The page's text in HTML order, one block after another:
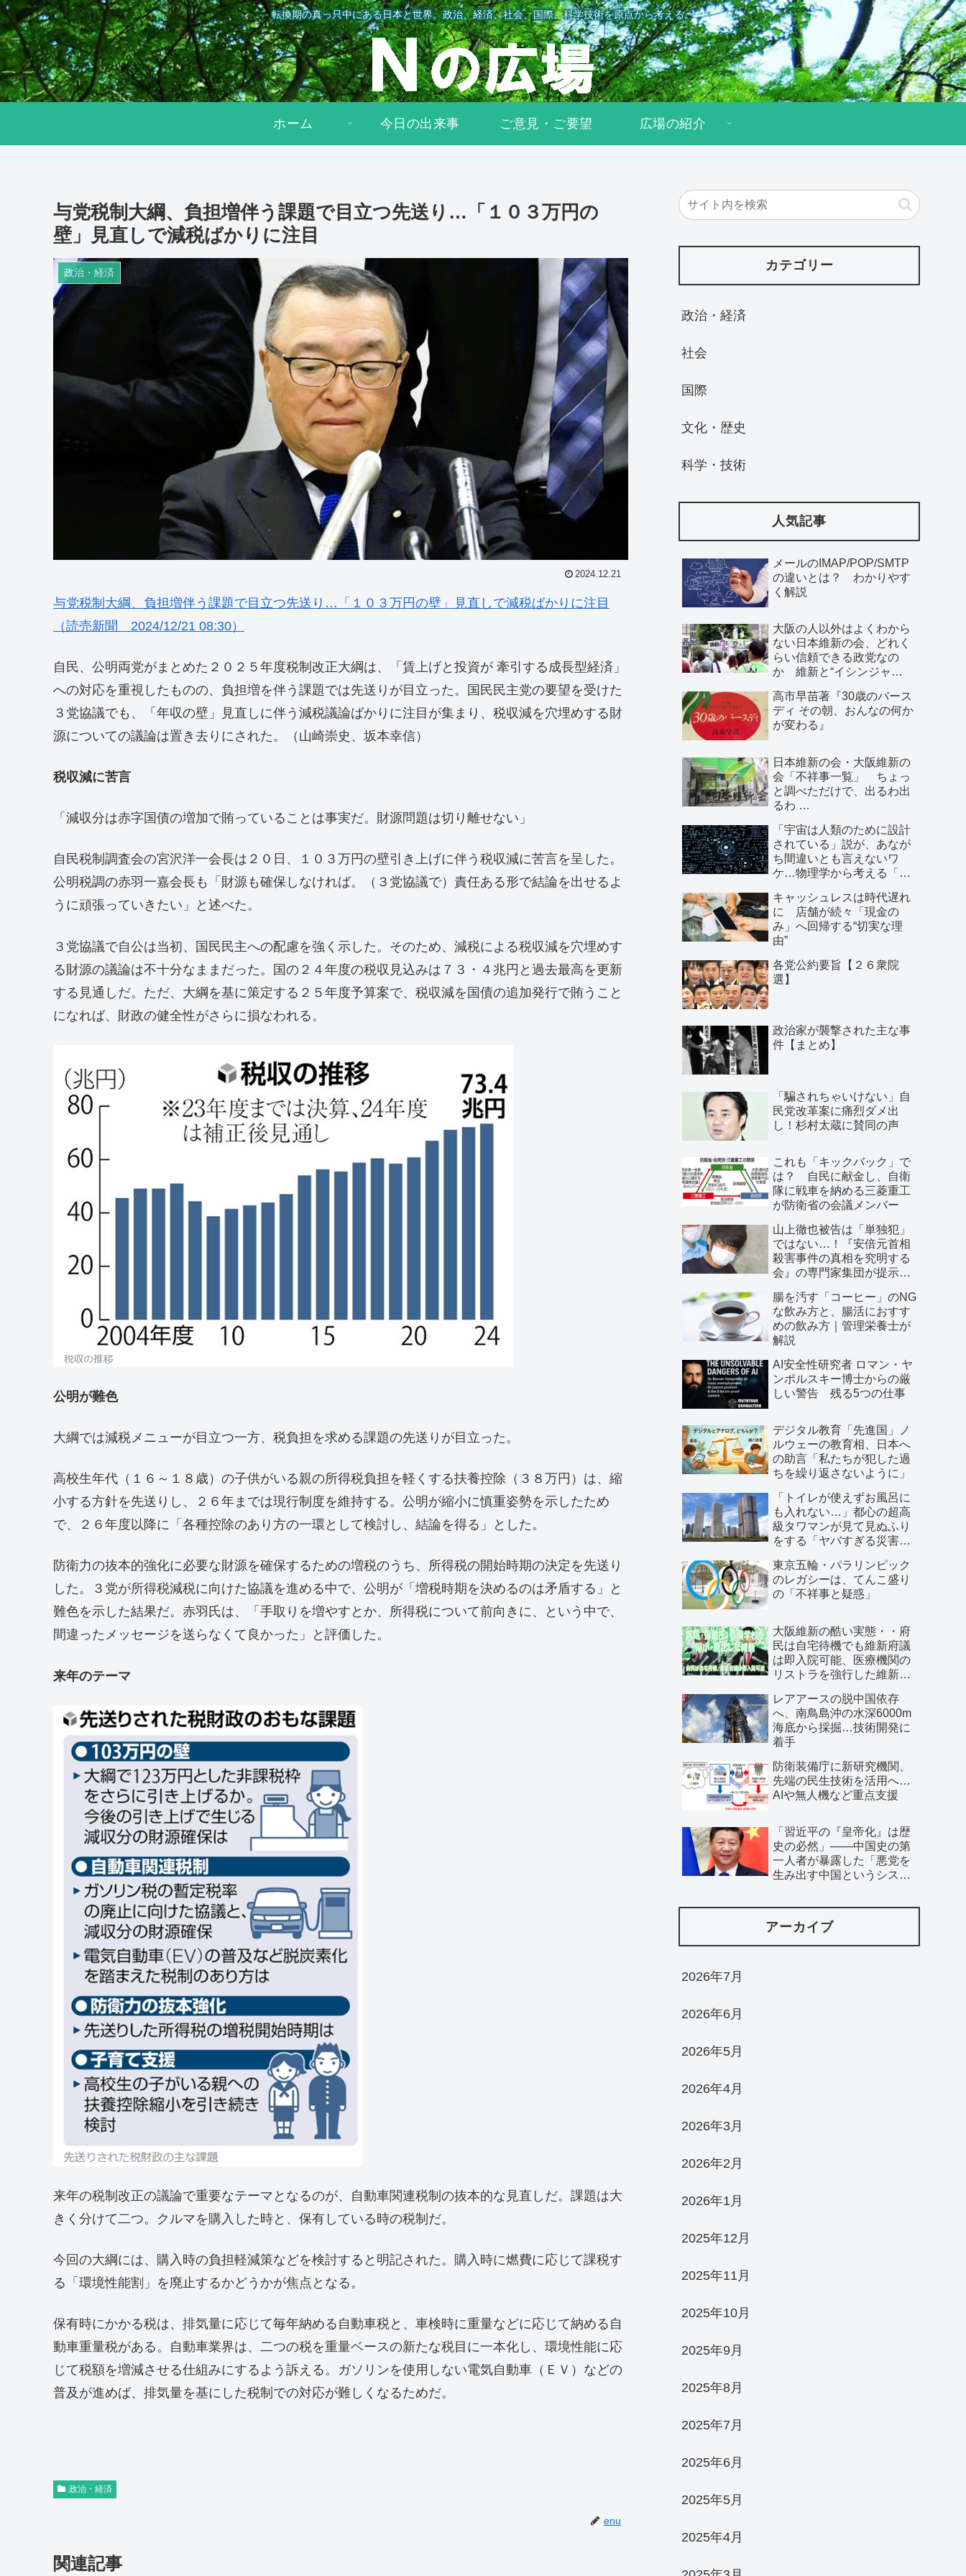
転換期の真っ只中にある日本と世界。政治、経済、社会、国際、科学技術を原点から考える。
ホーム 今日の出来事 ご意見・ご要望 広場の紹介
与党税制大綱、負担増伴う課題で目立つ先送り…「１０３万円の
壁」見直しで減税ばかりに注目
政治・経済
2024.12.21
与党税制大綱、負担増伴う課題で目立つ先送り…「１０３万円の壁」見直しで減税ばかりに注目
（読売新聞 2024/12/21 08:30）
自民、公明両党がまとめた２０２５年度税制改正大綱は、「賃上げと投資が 牽引する成長型経済」
への対応を重視したものの、負担増を伴う課題では先送りが目立った。国民民主党の要望を受けた
３党協議でも、「年収の壁」見直しに伴う減税議論ばかりに注目が集まり、税収減を穴埋めする財
源についての議論は置き去りにされた。（山崎崇史、坂本幸信）
税収減に苦言
「減収分は赤字国債の増加で賄っていることは事実だ。財源問題は切り離せない」
自民税制調査会の宮沢洋一会長は２０日、１０３万円の壁引き上げに伴う税収減に苦言を呈した。
公明税調の赤羽一嘉会長も「財源も確保しなければ。（３党協議で）責任ある形で結論を出せるよ
うに頑張っていきたい」と述べた。
３党協議で自公は当初、国民民主への配慮を強く示した。そのため、減税による税収減を穴埋めす
る財源の議論は不十分なままだった。国の２４年度の税収見込みは７３・４兆円と過去最高を更新
する見通しだ。ただ、大綱を基に策定する２５年度予算案で、税収減を国債の追加発行で賄うこと
になれば、財政の健全性がさらに損なわれる。
公明が難色
大綱では減税メニューが目立つ一方、税負担を求める課題の先送りが目立った。
高校生年代（１６～１８歳）の子供がいる親の所得税負担を軽くする扶養控除（３８万円）は、縮
小する方針を先送りし、２６年までは現行制度を維持する。公明が縮小に慎重姿勢を示したため
で、２６年度以降に「各種控除のあり方の一環として検討し、結論を得る」とした。
防衛力の抜本的強化に必要な財源を確保するための増税のうち、所得税の開始時期の決定を先送り
した。３党が所得税減税に向けた協議を進める中で、公明が「増税時期を決めるのは矛盾する」と
難色を示した結果だ。赤羽氏は、「手取りを増やすとか、所得税について前向きに、という中で、
間違ったメッセージを送らなくて良かった」と評価した。
来年のテーマ
来年の税制改正の議論で重要なテーマとなるのが、自動車関連税制の抜本的な見直しだ。課題は大
きく分けて二つ。クルマを購入した時と、保有している時の税制だ。
今回の大綱には、購入時の負担軽減策などを検討すると明記された。購入時に燃費に応じて課税す
る「環境性能割」を廃止するかどうかが焦点となる。
保有時にかかる税は、排気量に応じて毎年納める自動車税と、車検時に重量などに応じて納める自
動車重量税がある。自動車業界は、二つの税を重量ベースの新たな税目に一本化し、環境性能に応
じて税額を増減させる仕組みにするよう訴える。ガソリンを使用しない電気自動車（ＥＶ）などの
普及が進めば、排気量を基にした税制での対応が難しくなるためだ。
政治・経済
enu
関連記事
カテゴリー
政治・経済
社会
国際
文化・歴史
科学・技術
人気記事
メールのIMAP/POP/SMTP
の違いとは？ わかりやす
く解説
大阪の人以外はよくわから
ない日本維新の会、どれく
らい信頼できる政党なの
か 維新と“イシンジャ
る、大阪で起きていること
高市早苗著『30歳のバース
ディ その朝、おんなの何か
が変わる』
日本維新の会・大阪維新の
会「不祥事一覧」 ちょっ
と調べただけで、出るわ出
るわ …
「宇宙は人類のために設計
されている」説が、あなが
ち間違いとも言えないワ
ケ…物理学から考える「こ
キャッシュレスは時代遅れ
に 店舗が続々「現金の
み」へ回帰する“切実な理
由”
各党公約要旨【２６衆院
選】
政治家が襲撃された主な事
件【まとめ】
「騙されちゃいけない」自
民党改革案に痛烈ダメ出
し！杉村太蔵に賛同の声
これも「キックバック」で
は？ 自民に献金し、自衛
隊に戦車を納める三菱重工
が防衛省の会議メンバー
山上徹也被告は「単独犯」
ではない…！『安倍元首相
殺害事件の真相を究明する
会』の専門家集団が提示し
腸を汚す「コーヒー」のNG
な飲み方と、腸活におすす
めの飲み方｜管理栄養士が
解説
AI安全性研究者 ロマン・ヤ
ンポルスキー博士からの厳
しい警告 残る5つの仕事
デジタル教育「先進国」ノ
ルウェーの教育相、日本へ
の助言「私たちが犯した過
ちを繰り返さないように」
「トイレが使えずお風呂に
も入れない…」都心の超高
級タワマンが見て見ぬふり
をする「ヤバすぎる災害リ
東京五輪・パラリンピック
のレガシーは、てんこ盛り
の「不祥事と疑惑」
大阪維新の酷い実態・・府
民は自宅待機でも維新府議
は即入院可能、医療機関の
リストラを強行した維新、
開催…
レアアースの脱中国依存
へ、南鳥島沖の水深6000m
海底から採掘…技術開発に
着手
防衛装備庁に新研究機関、
先端の民生技術を活用へ…
AIや無人機など重点支援
「習近平の『皇帝化』は歴
史の必然」――中国史の第
一人者が暴露した「悪党を
生み出す中国というシステ
アーカイブ
2026年7月
2026年6月
2026年5月
2026年4月
2026年3月
2026年2月
2026年1月
2025年12月
2025年11月
2025年10月
2025年9月
2025年8月
2025年7月
2025年6月
2025年5月
2025年4月